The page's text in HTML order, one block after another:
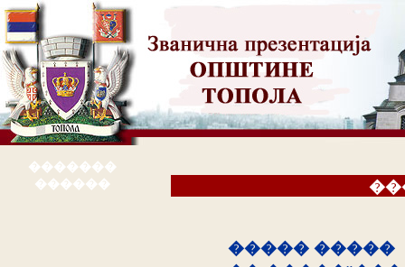
�������
������
����� �����